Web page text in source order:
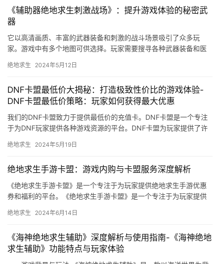
《辅助器绝地求生刺激战场》：提升游戏体验的秘密武
器
它以高清画质、丰富的武器装备和刺激的战斗场景吸引了众多玩
家。游戏中有多个地图可供选择。玩家需要搜寻各种武器装备和医
绝地求生 2024年5月12日
DNF卡盟最低价大揭秘：打造极致性价比的游戏体验-
DNF卡盟最低价策略：玩家如何获得最大优惠
我们的DNF卡盟致力于提供最低价的充值卡。DNF卡盟是一个专注
于为DNF玩家提供各种游戏资源的平台。DNF卡盟为玩家提供了许
绝地求生 2024年5月19日
绝地求生手游卡盟：游戏内购与卡盟服务深度解析
《绝地求生手游卡盟》是一个专注于为玩家提供绝地求生手游优惠
券和福利的平台。《绝地求生手游卡盟》是一个专注于为玩家提供
绝地求生 2024年6月14日
《海神绝地求生辅助》深度解析与使用指南-《海神绝地
求生辅助》功能特点与玩家体验